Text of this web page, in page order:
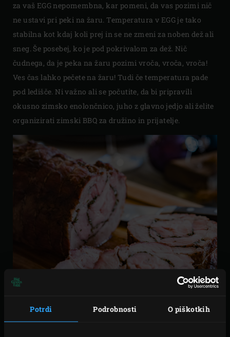
Potrdi Podrobnosti O piškotkih
za vaš EGG nepomembna, kar pomeni, da vas pozimi nič
ne ustavi pri peki na žaru. Temperatura v EGG je tako
stabilna kot kdaj koli prej in se ne zmeni za noben dež ali
sneg. Še posebej, ko je pod pokrivalom za dež. Nič
čudnega, da je peka na žaru pozimi vroča, vroča, vroča!
Ves čas lahko pečete na žaru! Tudi če temperatura pade
pod ledišče. Ni važno ali se počutite, da bi pripravili
okusno zimsko enolončnico, juho z glavno jedjo ali želite
organizirati zimski BBQ za družino in prijatelje.